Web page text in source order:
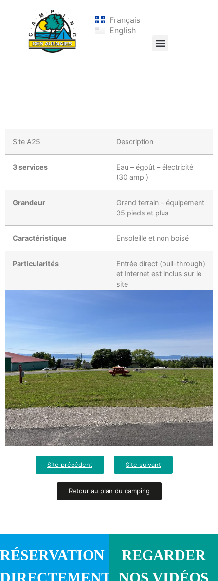
Français
English
Site A25 Description
3 services
Eau – égoût – électricité
(30 amp.)
Grandeur
Grand terrain – équipement
35 pieds et plus
Caractéristique Ensoleillé et non boisé
Particularités
Entrée direct (pull-through)
et Internet est inclus sur le
site
Site précédent Site suivant
Retour au plan du camping
RÉSERVATION
DIRECTEMENT
REGARDER
NOS VIDÉOS